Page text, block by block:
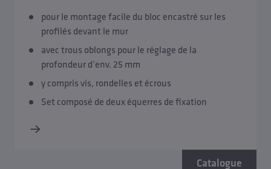
pour le montage facile du bloc encastré sur les
profilés devant le mur
avec trous oblongs pour le réglage de la
profondeur d’env. 25 mm
y compris vis, rondelles et écrous
Set composé de deux équerres de fixation
Catalogue